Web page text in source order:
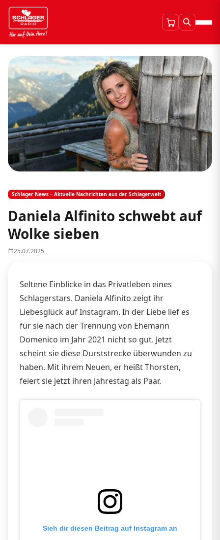
Schlager News – Aktuelle Nachrichten aus der Schlagerwelt
Daniela Alfinito schwebt auf
Wolke sieben
25.07.2025
Seltene Einblicke in das Privatleben eines
Schlagerstars. Daniela Alfinito zeigt ihr
Liebesglück auf Instagram. In der Liebe lief es
für sie nach der Trennung von Ehemann
Domenico im Jahr 2021 nicht so gut. Jetzt
scheint sie diese Durststrecke überwunden zu
haben. Mit ihrem Neuen, er heißt Thorsten,
feiert sie jetzt ihren Jahrestag als Paar.
Sieh dir diesen Beitrag auf Instagram an